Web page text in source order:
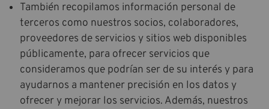
También recopilamos información personal de
terceros como nuestros socios, colaboradores,
proveedores de servicios y sitios web disponibles
públicamente, para ofrecer servicios que
consideramos que podrían ser de su interés y para
ayudarnos a mantener precisión en los datos y
ofrecer y mejorar los servicios. Además, nuestros